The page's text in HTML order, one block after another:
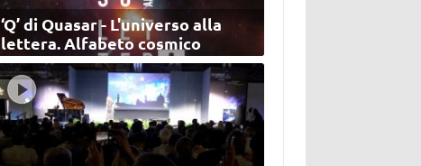
‘Q’ di Quasar - L'universo alla
lettera. Alfabeto cosmico